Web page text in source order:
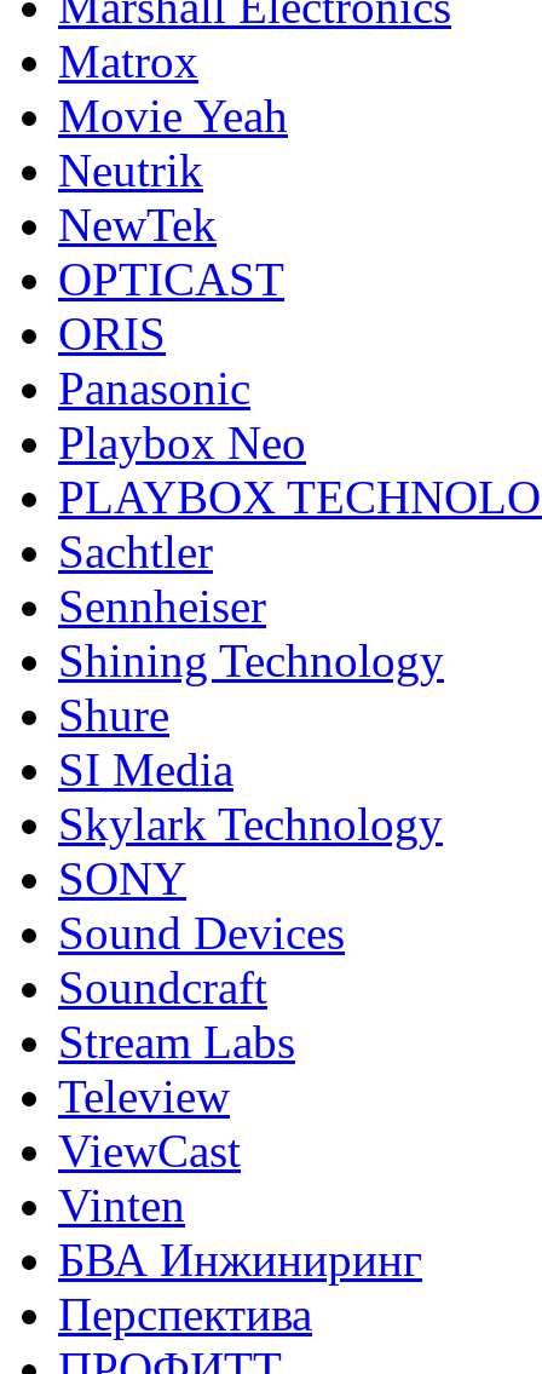
Matrox
Movie Yeah
Neutrik
NewTek
OPTICAST
ORIS
Panasonic
Playbox Neo
PLAYBOX
Sachtler
Sennheiser
Shining Technology
Shure
SI Media
Skylark Technology
SONY
Sound Devices
Soundcraft
Stream Labs
Teleview
ViewCast
Vinten
БВА Инжиниринг
Перспектива